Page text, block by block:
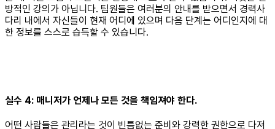
방적인 강의가 아닙니다. 팀원들은 여러분의 안내를 받으면서 경력사
다리 내에서 자신들이 현재 어디에 있으며 다음 단계는 어디인지에 대
한 정보를 스스로 습득할 수 있습니다.
실수 4: 매니저가 언제나 모든 것을 책임져야 한다.
어떤 사람들은 관리라는 것이 빈틈없는 준비와 강력한 권한으로 다져